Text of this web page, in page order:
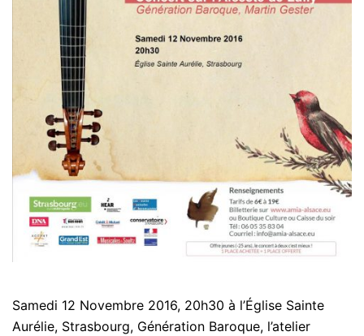
Samedi 12 Novembre 2016, 20h30 à l’Église Sainte
Aurélie, Strasbourg, Génération Baroque, l’atelier